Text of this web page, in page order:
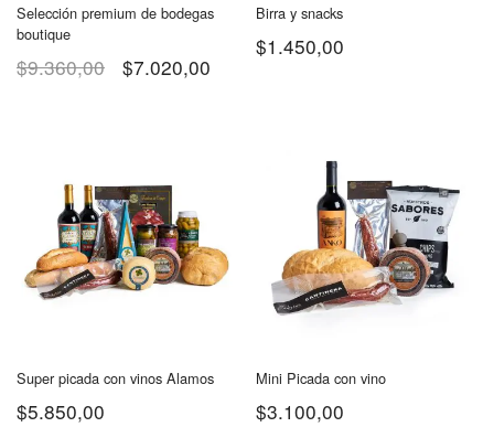
Selección premium de bodegas
boutique
$9.360,00 $7.020,00
Birra y snacks
$1.450,00
Super picada con vinos Alamos
$5.850,00
Mini Picada con vino
$3.100,00